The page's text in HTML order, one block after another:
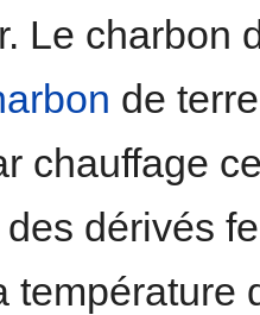
Le charbon
de
chauffage
des dérivés
température